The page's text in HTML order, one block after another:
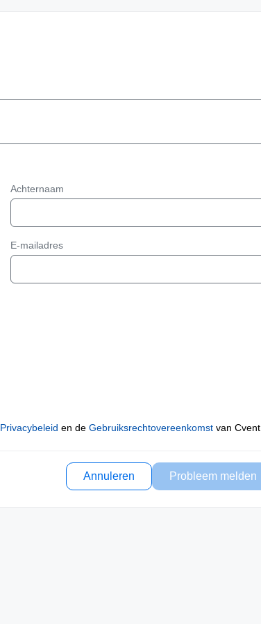
Achternaam
E-mailadres
Privacybeleid en de Gebruiksrechtovereenkomstvan Cvent.
Annuleren Probleem melden